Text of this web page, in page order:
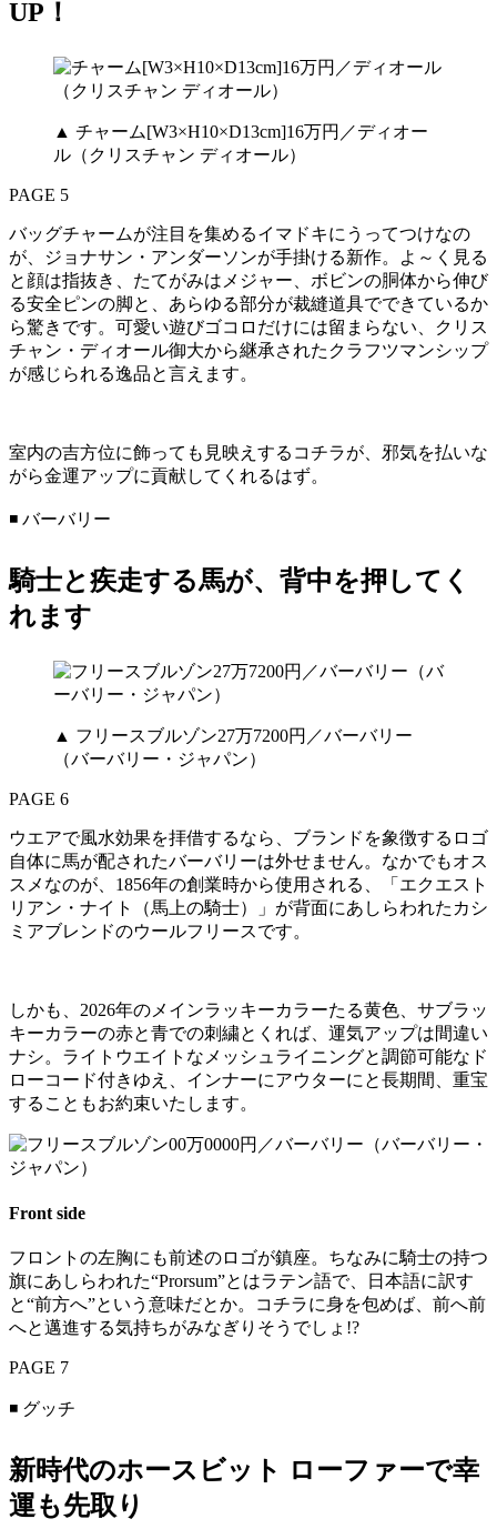
UP！
▲ チャーム[W3×H10×D13cm]16万円／ディオー
ル（クリスチャン ディオール）
PAGE 5
バッグチャームが注目を集めるイマドキにうってつけなの
が、ジョナサン・アンダーソンが手掛ける新作。よ～く見る
と顔は指抜き、たてがみはメジャー、ボビンの胴体から伸び
る安全ピンの脚と、あらゆる部分が裁縫道具でできているか
ら驚きです。可愛い遊びゴコロだけには留まらない、クリス
チャン・ディオール御大から継承されたクラフツマンシップ
が感じられる逸品と言えます。
室内の吉方位に飾っても見映えするコチラが、邪気を払いな
がら金運アップに貢献してくれるはず。
◾️ バーバリー
騎士と疾走する馬が、背中を押してく
れます
▲ フリースブルゾン27万7200円／バーバリー
（バーバリー・ジャパン）
PAGE 6
ウエアで風水効果を拝借するなら、ブランドを象徴するロゴ
自体に馬が配されたバーバリーは外せません。なかでもオス
スメなのが、1856年の創業時から使用される、「エクエスト
リアン・ナイト（馬上の騎士）」が背面にあしらわれたカシ
ミアブレンドのウールフリースです。
しかも、2026年のメインラッキーカラーたる黄色、サブラッ
キーカラーの赤と青での刺繍とくれば、運気アップは間違い
ナシ。ライトウエイトなメッシュライニングと調節可能なド
ローコード付きゆえ、インナーにアウターにと長期間、重宝
することもお約束いたします。
Front side
フロントの左胸にも前述のロゴが鎮座。ちなみに騎士の持つ
旗にあしらわれた“Prorsum”とはラテン語で、日本語に訳す
と“前方へ”という意味だとか。コチラに身を包めば、前へ前
へと邁進する気持ちがみなぎりそうでしょ!?
PAGE 7
◾️ グッチ
新時代のホースビット ローファーで幸
運も先取り